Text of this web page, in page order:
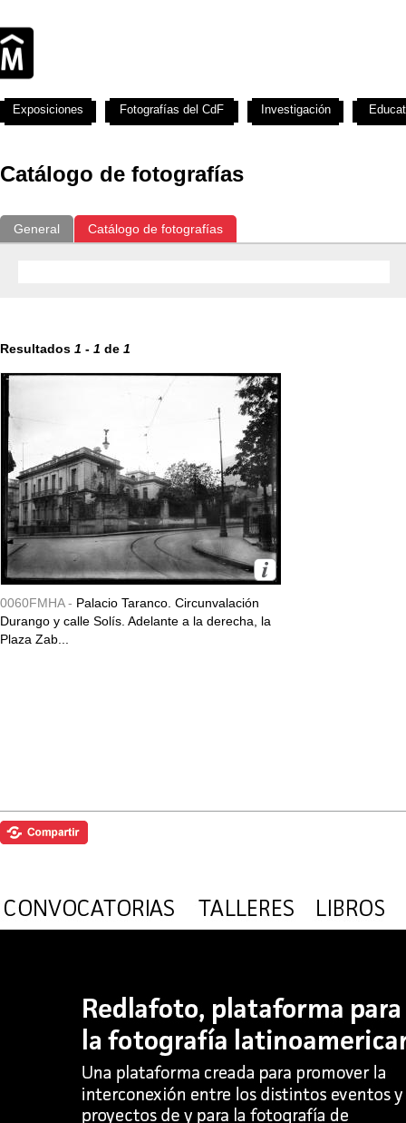
Catálogo de fotografías
General Catálogo de fotografías
Resultados 1 - 1 de 1
0060FMHA - Palacio Taranco. Circunvalación
Durango y calle Solís. Adelante a la derecha, la
Plaza Zab...
Exposiciones Fotografías del CdF Investigación